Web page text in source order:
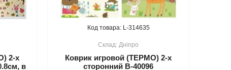
2-х
в
314635
Дніпро
Коврик игровой (ТЕРМО) 2-х
сторонний B-40096